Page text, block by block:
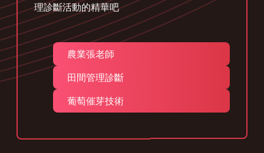
理診斷活動的精華吧
農業張老師
田間管理診斷
葡萄催芽技術